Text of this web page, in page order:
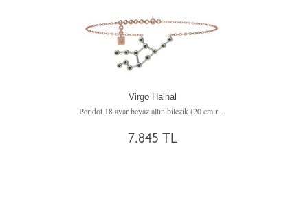
Virgo Halhal
Peridot 18 ayar beyaz altın bilezik (20 cm rose altın rolo zincir)
7.845 TL